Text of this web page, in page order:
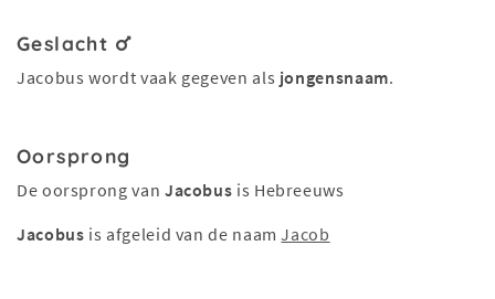
Geslacht
Jacobus wordt vaak gegeven als jongensnaam.
Oorsprong
De oorsprong van Jacobus is Hebreeuws
Jacobus is afgeleid van de naamJacob